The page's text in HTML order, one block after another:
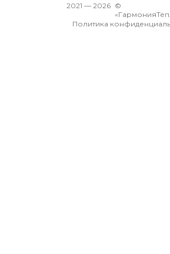
Политика
©
2026
2021 —